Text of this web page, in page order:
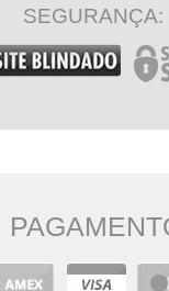
SEGURANÇA: